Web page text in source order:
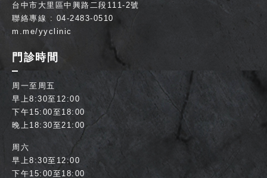
台中市大里區中興路二段111-2號
聯絡專線 : 04-2483-0510
m.me/yyclinic
門診時間
周一至周五
早上8:30至12:00
下午15:00至18:00
晚上18:30至21:00
周六
早上8:30至12:00
下午15:00至18:00